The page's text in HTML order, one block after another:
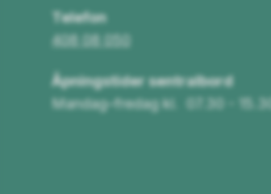
Telefon
408 08 050
Åpningstider sentralbord
Mandag–fredag kl. 07.30 - 15.30